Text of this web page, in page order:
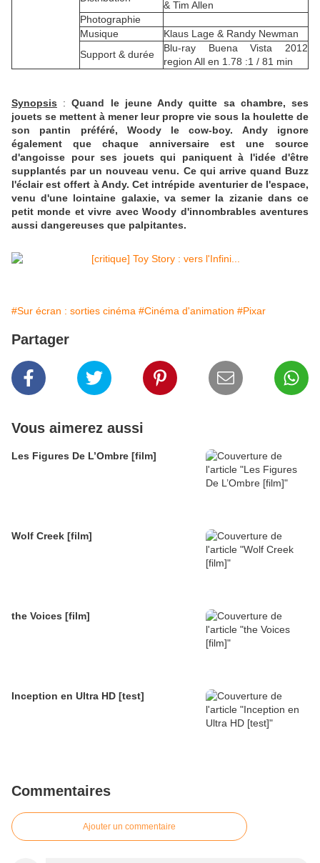
& Tim Allen
Photographie
Musique
Klaus Lage & Randy Newman
Support & durée
Blu-ray Buena Vista 2012
region All en 1.78 :1 / 81 min
Synopsis :Quand le jeune Andy quitte sa chambre, ses
jouets se mettent à mener leur propre vie sous la houlette de
son pantin préféré, Woody le cow-boy. Andy ignore
également que chaque anniversaire est une source
d'angoisse pour ses jouets qui paniquent à l'idée d'être
supplantés par un nouveau venu. Ce qui arrive quand Buzz
l'éclair est offert à Andy. Cet intrépide aventurier de l'espace,
venu d'une lointaine galaxie, va semer la zizanie dans ce
petit monde et vivre avec Woody d'innombrables aventures
aussi dangereuses que palpitantes.
#Sur écran : sorties cinéma #Cinéma d'animation #Pixar
Partager
Vous aimerez aussi
Les Figures De L’Ombre [film]
Wolf Creek [film]
the Voices [film]
Inception en Ultra HD [test]
Commentaires
Ajouter un commentaire